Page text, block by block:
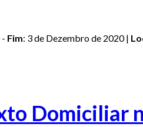
- Fim: 3 de Dezembro de 2020 |
Domiciliar